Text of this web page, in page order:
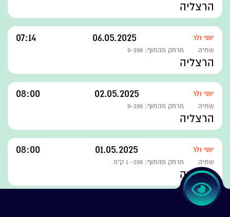
הרצליה
יוסי ולר 06.05.2025
07:14
שחיה מרחק מהחוף: 0-200
הרצליה
יוסי ולר 02.05.2025
08:00
שחיה מרחק מהחוף: 0-200
הרצליה
יוסי ולר 01.05.2025
08:00
שחיה מרחק מהחוף: 200- 1 ק"מ
הרצליה
יוסי ולר